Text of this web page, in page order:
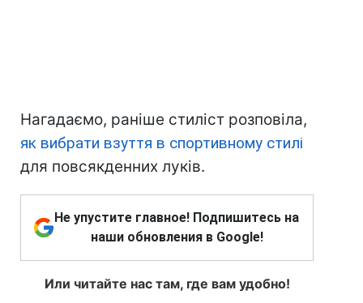
Нагадаємо, раніше стиліст розповіла,
як вибрати взуття в спортивному стилі
для повсякденних луків.
Не упустите главное! Подпишитесь на
наши обновления в Google!
Или читайте нас там, где вам удобно!